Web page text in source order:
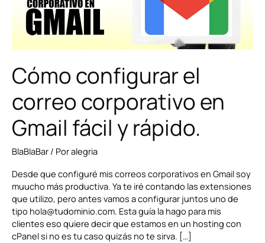
Cómo configurar el
correo corporativo en
Gmail fácil y rápido.
BlaBlaBar / Poralegria
Desde que configuré mis correos corporativos en Gmail soy
muucho más productiva. Ya te iré contando las extensiones
que utilizo, pero antes vamos a configurar juntos uno de
tipo hola@tudominio.com. Esta guía la hago para mis
clientes eso quiere decir que estamos en un hosting con
cPanel si no es tu caso quizás no te sirva. […]
fácil
rápido.